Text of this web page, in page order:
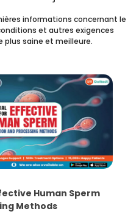
informations concernant le
et autres exigences
plus saine et meilleure.
Human Sperm
Methods